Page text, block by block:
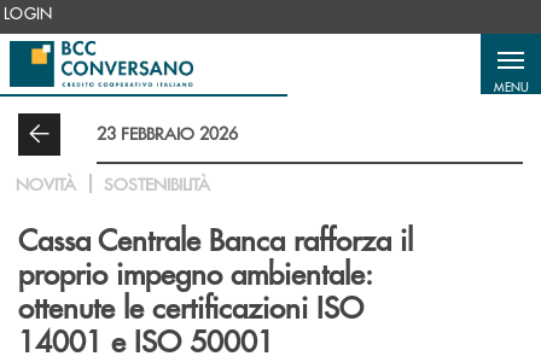
Salta al contenuto principale
LOGIN
MENU
23 FEBBRAIO 2026
NOVITÀ SOSTENIBILITÀ
Cassa Centrale Banca rafforza il
proprio impegno ambientale:
ottenute le certificazioni ISO
14001 e ISO 50001